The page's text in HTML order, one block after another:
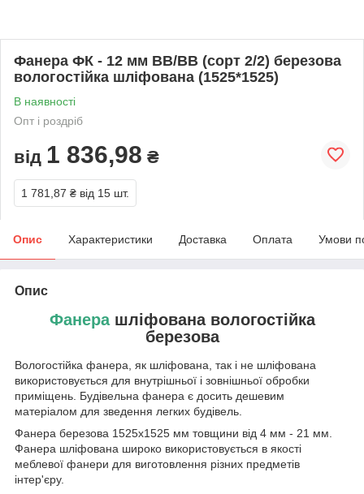
Фанера ФК - 12 мм ВВ/ВВ (сорт 2/2) березова
вологостійка шліфована (1525*1525)
В наявності
Опт і роздріб
від 1 836,98 ₴
1 781,87 ₴ від 15 шт.
Опис Характеристики Доставка Оплата Умови
Опис
Фанерашліфована вологостійка
березова
Вологостійка фанера, як шліфована, так і не шліфована
використовується для внутрішньої і зовнішньої обробки
приміщень. Будівельна фанера є досить дешевим
матеріалом для зведення легких будівель.
Фанера березова 1525х1525 мм товщини від 4 мм - 21 мм.
Фанера шліфована широко використовується в якості
меблевої фанери для виготовлення різних предметів
інтер'єру.